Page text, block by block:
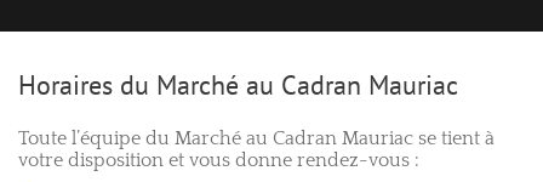
Horaires du Marché au Cadran Mauriac
Toute l’équipe du Marché au Cadran Mauriac se tient à
votre disposition et vous donne rendez-vous :